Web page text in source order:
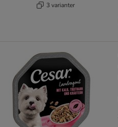
3 varianter